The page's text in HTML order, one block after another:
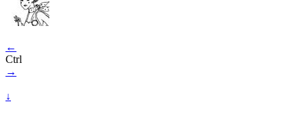
←
Ctrl
→
↓